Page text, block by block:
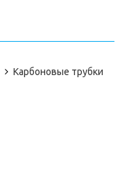
Карбоновые трубки